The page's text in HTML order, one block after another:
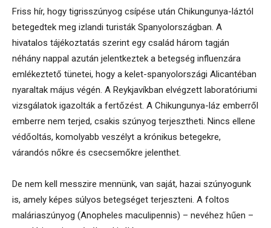
Friss hír, hogy tigrisszúnyog csípése után Chikungunya-láztól
betegedtek meg izlandi turisták Spanyolországban. A
hivatalos tájékoztatás szerint egy család három tagján
néhány nappal azután jelentkeztek a betegség influenzára
emlékeztető tünetei, hogy a kelet-spanyolországi Alicantéban
nyaraltak május végén. A Reykjavíkban elvégzett laboratóriumi
vizsgálatok igazolták a fertőzést. A Chikungunya-láz emberről
emberre nem terjed, csakis szúnyog terjesztheti. Nincs ellene
védőoltás, komolyabb veszélyt a krónikus betegekre,
várandós nőkre és csecsemőkre jelenthet.
De nem kell messzire mennünk, van saját, hazai szúnyogunk
is, amely képes súlyos betegséget terjeszteni. A foltos
maláriaszúnyog (Anopheles maculipennis) – nevéhez hűen –